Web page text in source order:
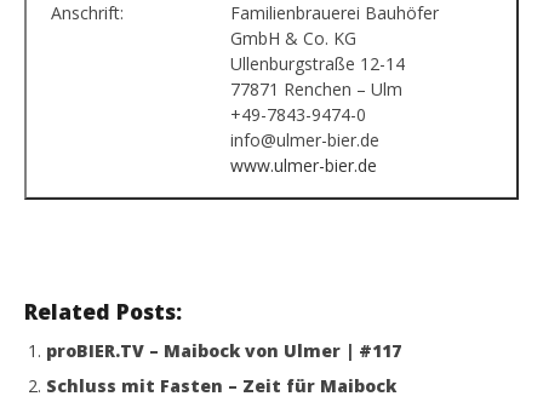
Anschrift:
Familienbrauerei Bauhöfer
GmbH & Co. KG
Ullenburgstraße 12-14
77871 Renchen – Ulm
+49-7843-9474-0
info@ulmer-bier.de
www.ulmer-bier.de
Related Posts:
proBIER.TV – Maibock von Ulmer | #117
Schluss mit Fasten – Zeit für Maibock